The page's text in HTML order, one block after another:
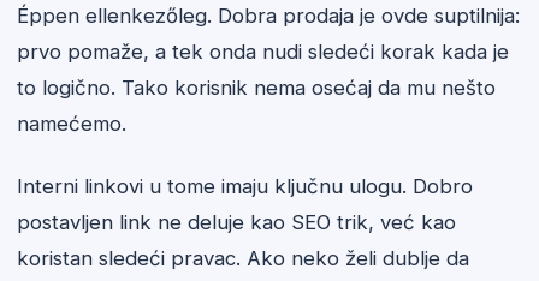
Éppen ellenkezőleg. Dobra prodaja je ovde suptilnija:
prvo pomaže, a tek onda nudi sledeći korak kada je
to logično. Tako korisnik nema osećaj da mu nešto
namećemo.
Interni linkovi u tome imaju ključnu ulogu. Dobro
postavljen link ne deluje kao SEO trik, već kao
koristan sledeći pravac. Ako neko želi dublje da